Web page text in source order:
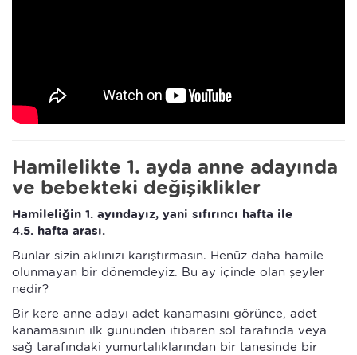
Hamilelikte 1. ayda anne adayında
ve bebekteki değişiklikler
Hamileliğin 1. ayındayız, yani sıfırıncı hafta ile
4.5. hafta arası.
Bunlar sizin aklınızı karıştırmasın. Henüz daha hamile
olunmayan bir dönemdeyiz. Bu ay içinde olan şeyler
nedir?
Bir kere anne adayı adet kanamasını görünce, adet
kanamasının ilk gününden itibaren sol tarafında veya
sağ tarafındaki yumurtalıklarından bir tanesinde bir